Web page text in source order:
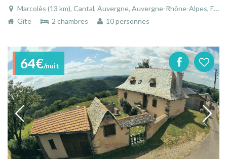
Marcolès (13 km), Cantal, Auvergne, Auvergne-Rhône-Alpes, France
Gîte
2 chambres 10 personnes
64€/nuit